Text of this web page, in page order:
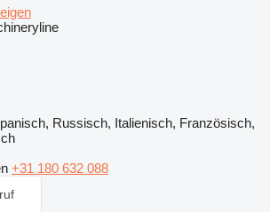
Russisch, Italienisch, Französisch,
+31 180 632 088